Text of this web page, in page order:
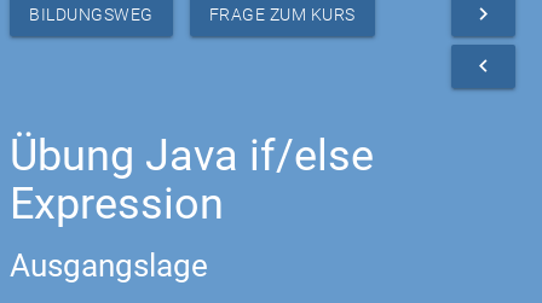
BILDUNGSWEG FRAGE ZUM KURS navigate_next
navigate_before
Übung Java if/else
Expression
Ausgangslage